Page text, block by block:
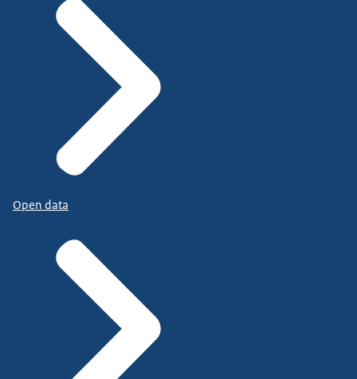
Open data